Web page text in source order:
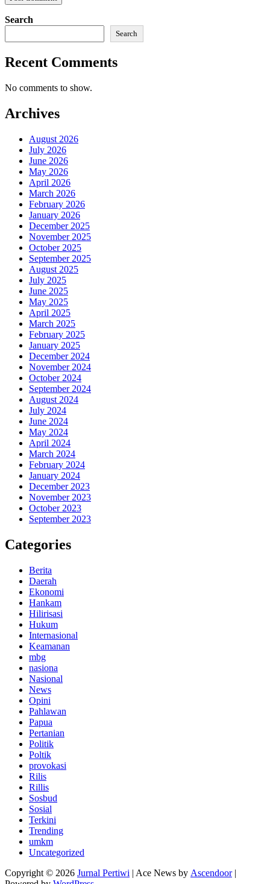
Search
Search
Recent Comments
No comments to show.
Archives
August 2026
July 2026
June 2026
May 2026
April 2026
March 2026
February 2026
January 2026
December 2025
November 2025
October 2025
September 2025
August 2025
July 2025
June 2025
May 2025
April 2025
March 2025
February 2025
January 2025
December 2024
November 2024
October 2024
September 2024
August 2024
July 2024
June 2024
May 2024
April 2024
March 2024
February 2024
January 2024
December 2023
November 2023
October 2023
September 2023
Categories
Berita
Daerah
Ekonomi
Hankam
Hilirisasi
Hukum
Internasional
Keamanan
mbg
nasiona
Nasional
News
Opini
Pahlawan
Papua
Pertanian
Politik
Poltik
provokasi
Rilis
Rillis
Sosbud
Sosial
Terkini
Trending
umkm
Uncategorized
Copyright © 2026 Jurnal Pertiwi | Ace News by Ascendoor|